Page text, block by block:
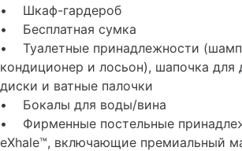
• Шкаф-гардероб
• Бесплатная сумка
• Туалетные принадлежности
кондиционер и лосьон), шапочка для
диски и ватные палочки
• Бокалы для воды/вина
• Фирменные постельные
eXhale™, включающие премиальный